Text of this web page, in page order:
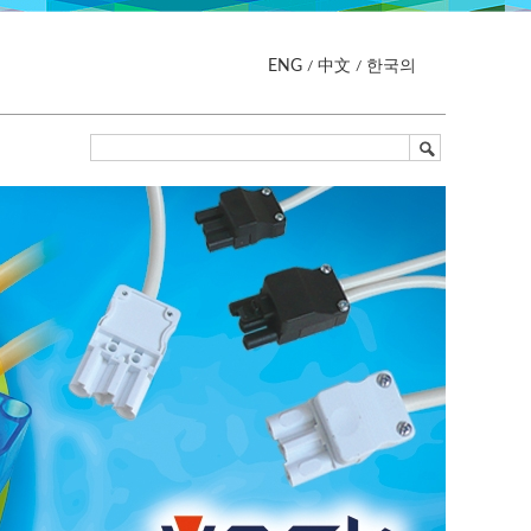
ENG / 中文 / 한국의